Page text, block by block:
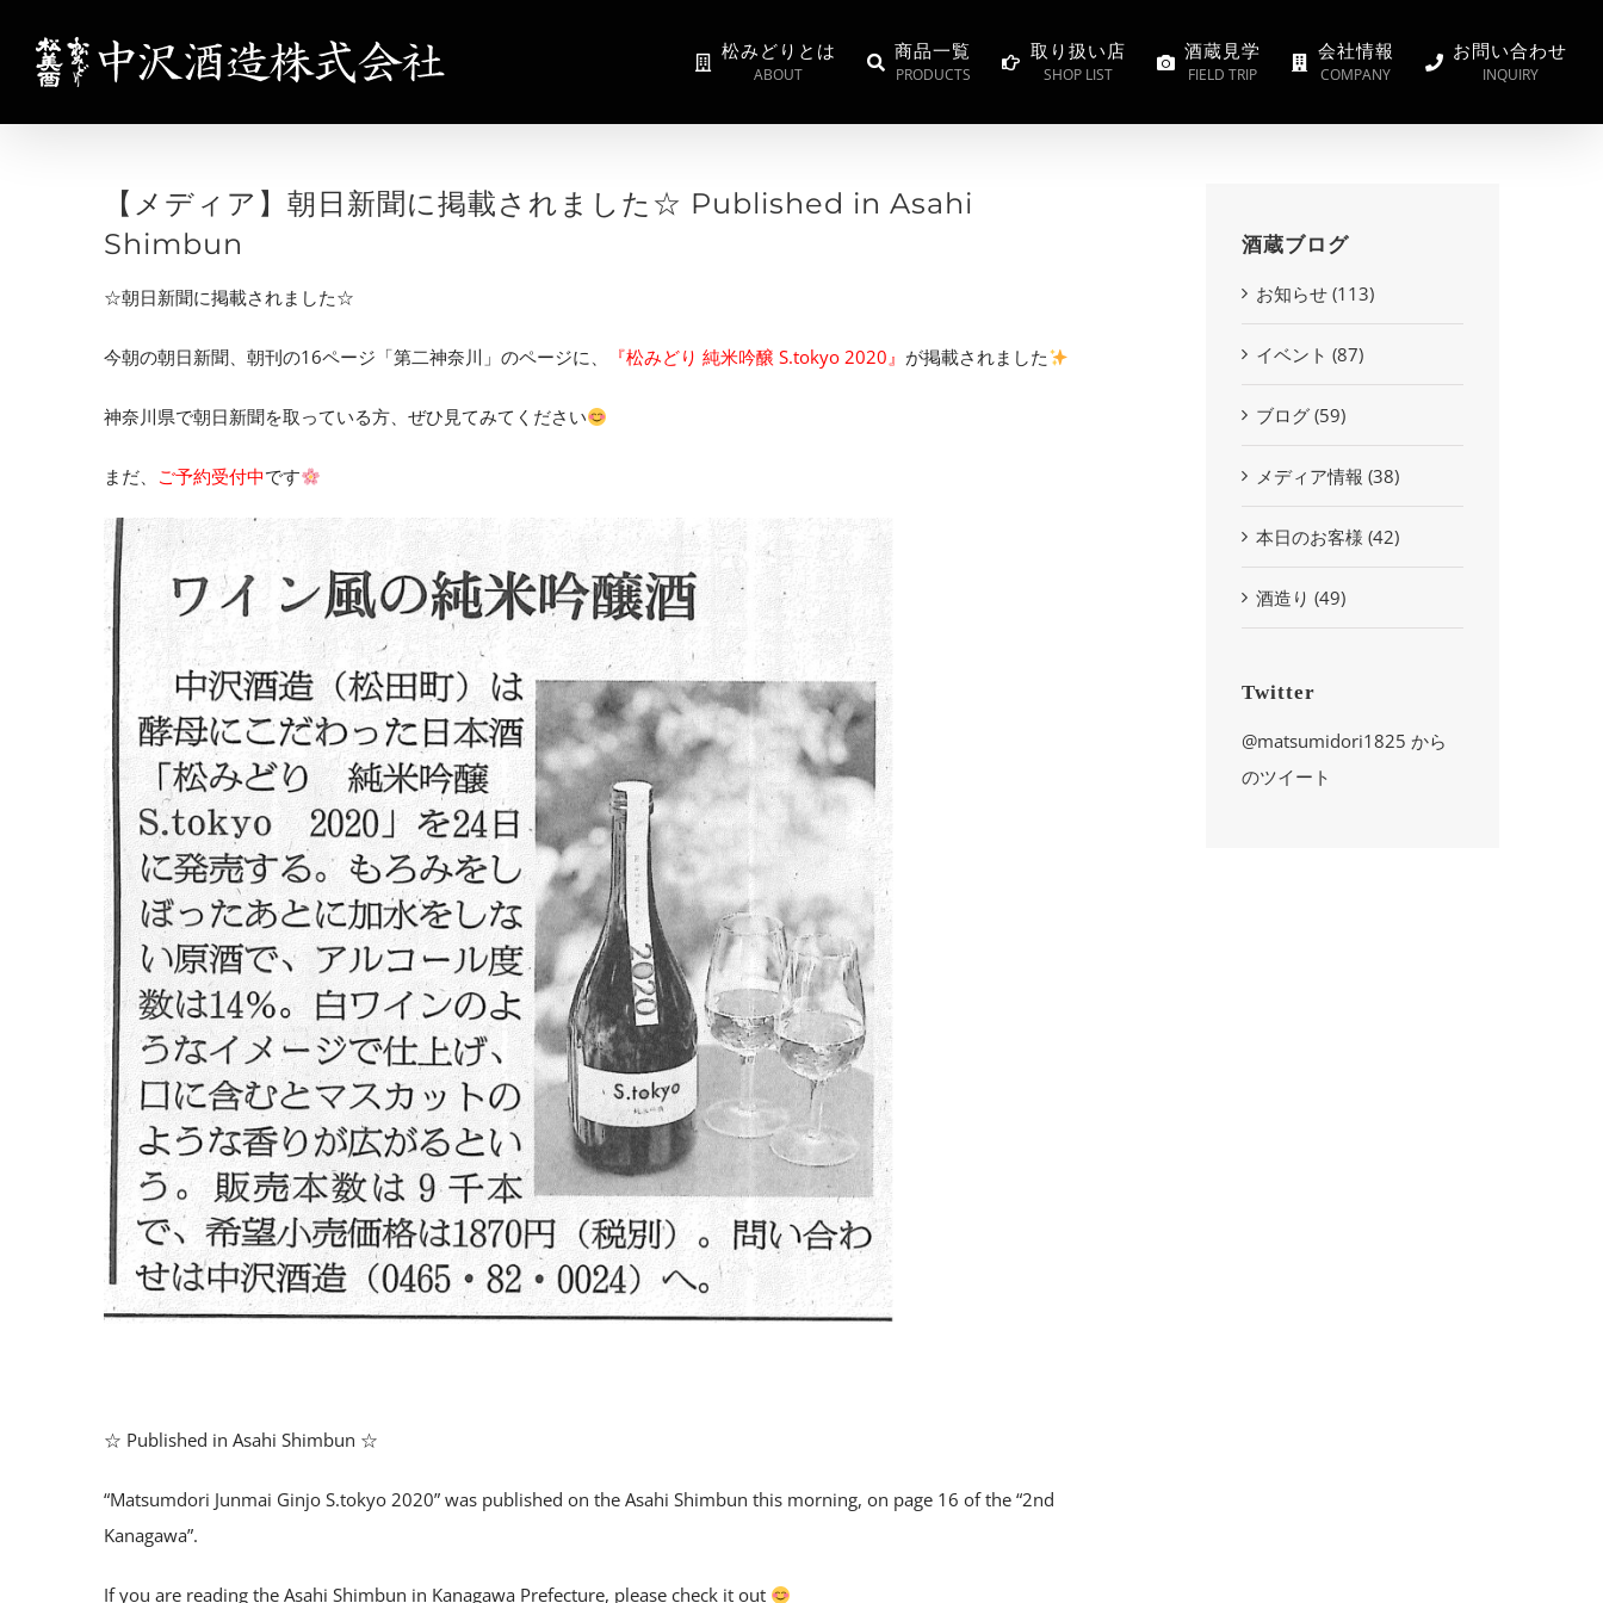
content
松みどりとは
ABOUT
商品一覧
PRODUCTS
取り扱い店
SHOP LIST
酒蔵見学
FIELD TRIP
会社情報
COMPANY
お問い合わせ
INQUIRY
【メディア】朝日新聞に掲載されました☆ Published in Asahi
Shimbun
☆朝日新聞に掲載されました☆
今朝の朝日新聞、朝刊の16ページ「第二神奈川」のページに、 『松みどり 純米吟醸 S.tokyo 2020』 が掲載されました
神奈川県で朝日新聞を取っている方、ぜひ見てみてください
まだ、 ご予約受付中です
☆ Published in Asahi Shimbun ☆
“Matsumdori Junmai Ginjo S.tokyo 2020” was published on the Asahi Shimbun this morning, on page 16 of the “2nd
Kanagawa”.
If you are reading the Asahi Shimbun in Kanagawa Prefecture, please check it out
酒蔵ブログ
お知らせ (113)
イベント (87)
ブログ (59)
メディア情報 (38)
本日のお客様 (42)
酒造り (49)
Twitter
@matsumidori1825 から
のツイート